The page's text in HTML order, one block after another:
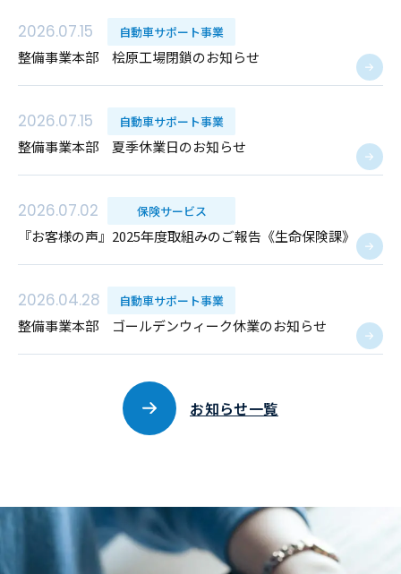
2026.07.15 自動車サポート事業
整備事業本部 桧原工場閉鎖のお知らせ
2026.07.15 自動車サポート事業
整備事業本部 夏季休業日のお知らせ
2026.07.02 保険サービス
『お客様の声』2025年度取組みのご報告《生命保険課》
2026.04.28 自動車サポート事業
整備事業本部 ゴールデンウィーク休業のお知らせ
お知らせ一覧